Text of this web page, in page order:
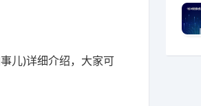
儿)详细介绍，大家可